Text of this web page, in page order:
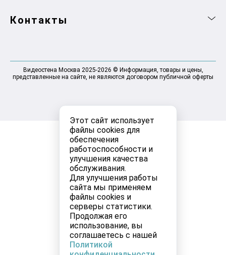
Этот сайт использует
файлы cookies для
обеспечения
работоспособности и
улучшения качества
обслуживания.
Для улучшения работы
сайта мы применяем
файлы cookies и
серверы статистики.
Продолжая его
использование, вы
соглашаетесь с нашей
Политикой
Контакты
Видеостена Москва 2025-2026 © Информация, товары и цены,
представленные на сайте, не являются договором публичной оферты